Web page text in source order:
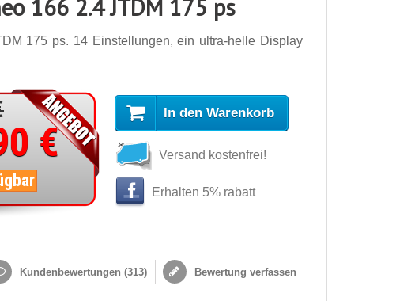
166 2.4 JTDM 175 ps
175 ps. 14 Einstellungen, ein ultra-helle Display
€
In den Warenkorb
Versand kostenfrei!
Erhalten 5% rabatt
Kundenbewertungen (313) Bewertung verfassen